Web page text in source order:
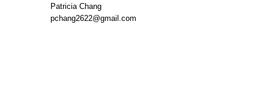
Patricia Chang
pchang2622@gmail.com